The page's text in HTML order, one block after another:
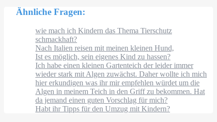
Ähnliche Fragen:
wie mach ich Kindern das Thema Tierschutz
schmackhaft?
Nach Italien reisen mit meinen kleinen Hund,
Ist es möglich, sein eigenes Kind zu hassen?
Ich habe einen kleinen Gartenteich der leider immer
wieder stark mit Algen zuwächst. Daher wollte ich mich
hier erkundigen was ihr mir empfehlen würdet um die
Algen in meinem Teich in den Griff zu bekommen. Hat
da jemand einen guten Vorschlag für mich?
Habt ihr Tipps für den Umzug mit Kindern?